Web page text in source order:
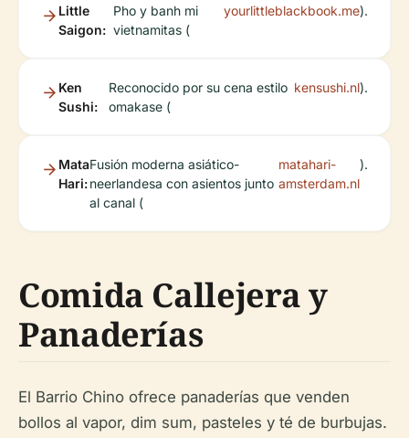
Little
Saigon:
Pho y banh mi
vietnamitas (
yourlittleblackbook.me).
Ken
Sushi:
Reconocido por su cena estilo
omakase (
kensushi.nl).
Mata
Hari:
Fusión moderna asiático-
neerlandesa con asientos junto
al canal (
matahari-
amsterdam.nl
).
Comida Callejera y
Panaderías
El Barrio Chino ofrece panaderías que venden
bollos al vapor, dim sum, pasteles y té de burbujas.